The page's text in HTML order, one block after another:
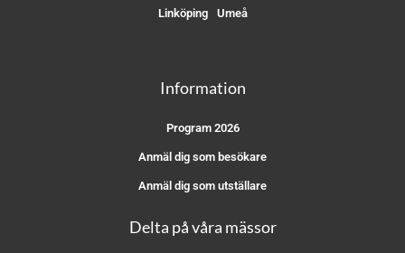
Linköping Umeå
Information
Program 2026
Anmäl dig som besökare
Anmäl dig som utställare
Delta på våra mässor